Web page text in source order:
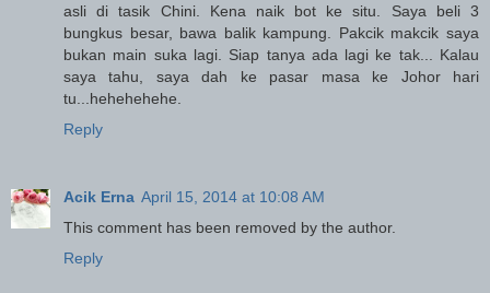
asli di tasik Chini. Kena naik bot ke situ. Saya beli 3
bungkus besar, bawa balik kampung. Pakcik makcik saya
bukan main suka lagi. Siap tanya ada lagi ke tak... Kalau
saya tahu, saya dah ke pasar masa ke Johor hari
tu...hehehehehe.
Reply
Acik Erna April 15, 2014 at 10:08 AM
This comment has been removed by the author.
Reply